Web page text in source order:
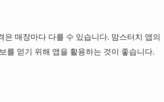
매장마다 다를 수 있습니다. 맘스터치 앱의
를 얻기 위해 앱을 활용하는 것이 좋습니다.